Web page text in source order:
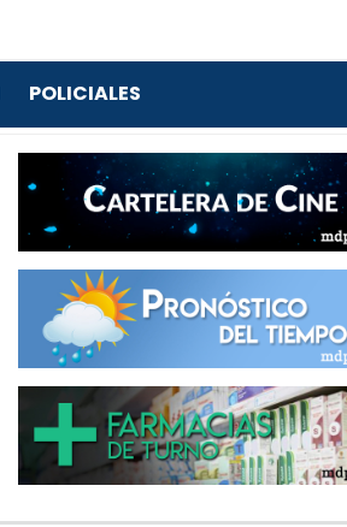
POLICIALES